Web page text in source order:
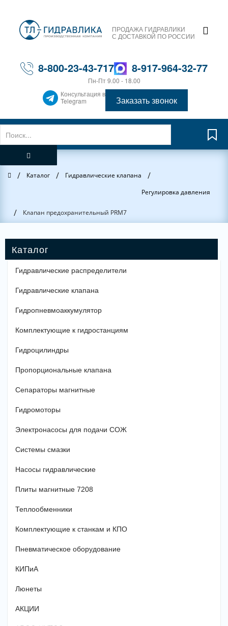
ПРОДАЖА ГИДРАВЛИКИ
С ДОСТАВКОЙ ПО РОССИИ
8-800-23-43-717 8-917-964-32-77
Пн-Пт 9.00 - 18.00
Консультация в
Telegram
Заказать звонок
Главная
/ Каталог / Гидравлические клапана /
Регулировка давления
/ Клапан предохранительный PRM7
Гидравлические распределители
Гидравлические клапана
Гидропневмоаккумулятор
Комплектующие к гидростанциям
Гидроцилиндры
Пропорциональные клапана
Сепараторы магнитные
Гидромоторы
Электронасосы для подачи СОЖ
Системы смазки
Насосы гидравлические
Плиты магнитные 7208
Теплообменники
Комплектующие к станкам и КПО
Пневматическое оборудование
КИПиА
Люнеты
АКЦИИ